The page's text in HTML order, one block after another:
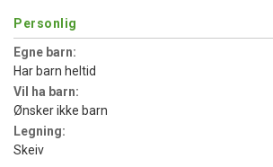
Personlig
Egne barn:
Har barn heltid
Vil ha barn:
Ønsker ikke barn
Legning:
Skeiv